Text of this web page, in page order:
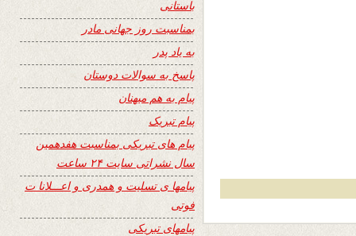
باستانی
بمناسبت روز جهانی مادر
به یاد پدر
پاسخ به سوالات دوستان
پیام به هم میهنان
پیام تبریک
پیام های تبریکی بمناسبت هفدهمین
سال نشراتی سایت ۲۴ ساعت
پیامها ی تسلیت و همدری و اعـــلانا ت
فوتی
پیامهای تبریکی